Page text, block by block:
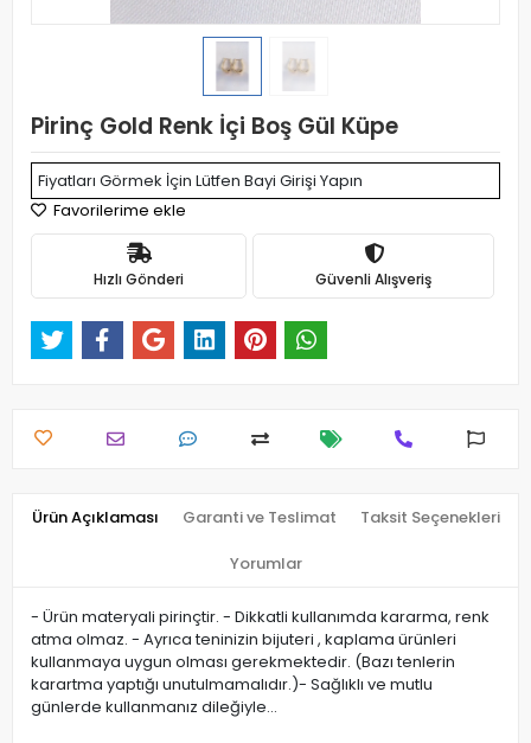
Pirinç Gold Renk İçi Boş Gül Küpe
Fiyatları Görmek İçin Lütfen Bayi Girişi Yapın
Favorilerime ekle
Hızlı Gönderi Güvenli Alışveriş
Ürün Açıklaması Garanti ve Teslimat Taksit Seçenekleri
Yorumlar
- Ürün materyali pirinçtir. - Dikkatli kullanımda kararma, renk
atma olmaz. - Ayrıca teninizin bijuteri , kaplama ürünleri
kullanmaya uygun olması gerekmektedir. (Bazı tenlerin
karartma yaptığı unutulmamalıdır.)- Sağlıklı ve mutlu
günlerde kullanmanız dileğiyle…